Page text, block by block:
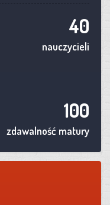
40
nauczycieli
100
zdawalność matury